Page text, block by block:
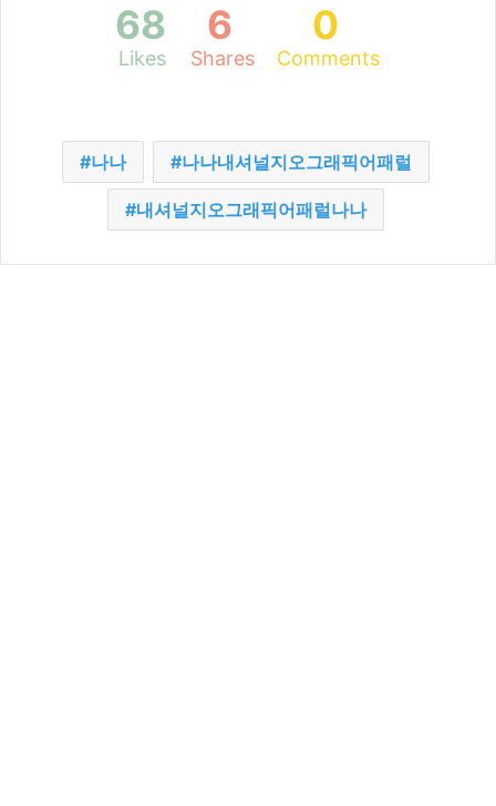
68
Likes
6
Shares
0
Comments
나나 나나내셔널지오그래픽어패럴
내셔널지오그래픽어패럴나나